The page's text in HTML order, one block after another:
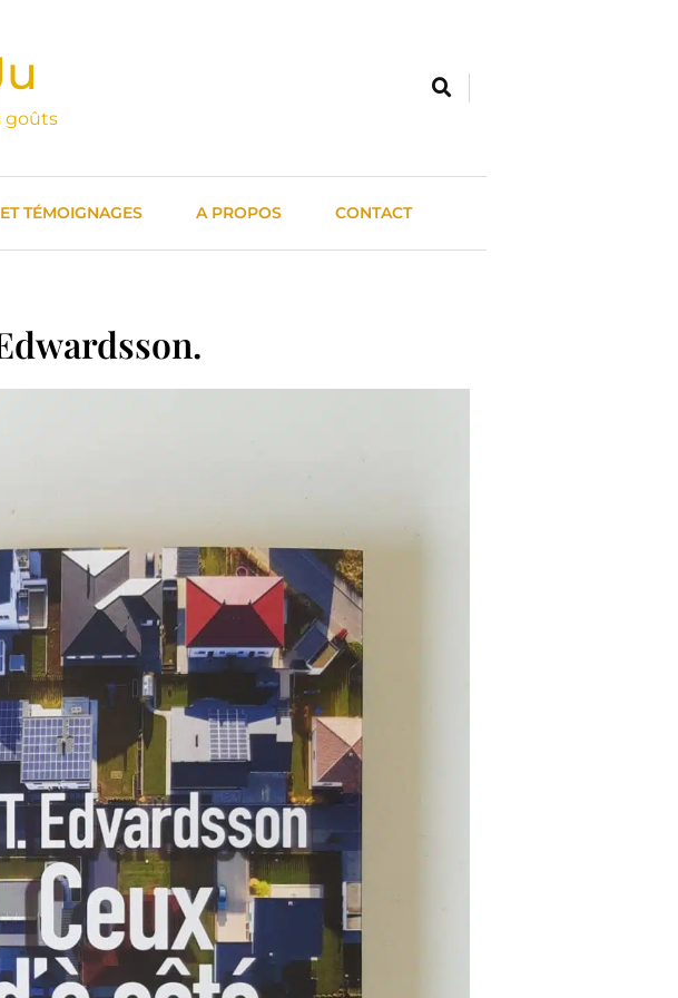
goûts
TÉMOIGNAGES A PROPOS CONTACT